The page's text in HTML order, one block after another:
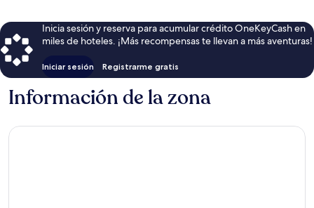
Inicia sesión y reserva para acumular crédito OneKeyCash en
miles de hoteles. ¡Más recompensas te llevan a más aventuras!
Iniciar sesión Registrarme gratis
Información de la zona